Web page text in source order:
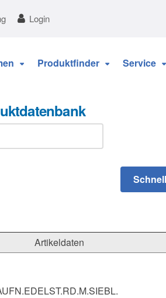
Login
Produktfinder Service
Artikeldaten